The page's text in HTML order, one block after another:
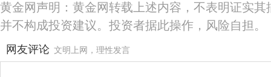
黄金网声明：黄金网转载上述内容，不表明证实
并不构成投资建议。投资者据此操作，风险自担。
网友评论 文明上网，理性发言